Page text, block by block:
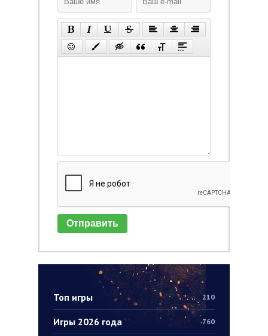
Топ игры 210
Игры 2026 года 760
Отправить